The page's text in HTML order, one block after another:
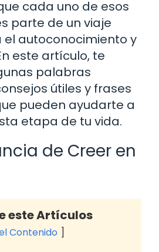
cada uno de esos
parte de un viaje
el autoconocimiento y
este artículo, te
palabras
útiles y frases
pueden ayudarte a
etapa de tu vida.
de Creer en
este Artículos
Contenido